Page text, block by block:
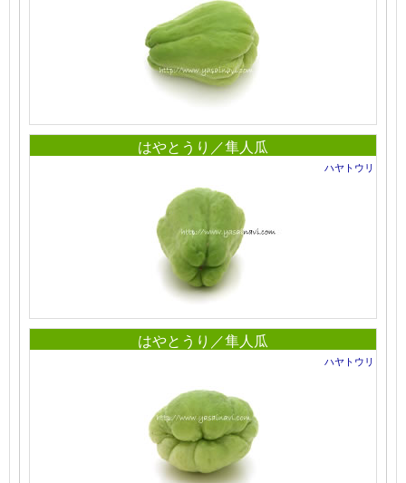
はやとうり／隼人瓜
ハヤトウリ
はやとうり／隼人瓜
ハヤトウリ